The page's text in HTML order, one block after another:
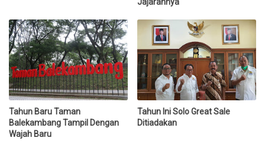
Jajarannya
Tahun Baru Taman
Balekambang Tampil Dengan
Wajah Baru
Tahun Ini Solo Great Sale
Ditiadakan